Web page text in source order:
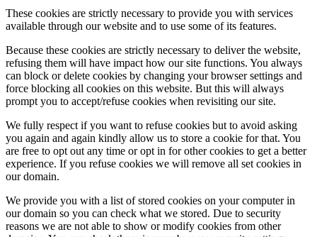
These cookies are strictly necessary to provide you with services
available through our website and to use some of its features.
Because these cookies are strictly necessary to deliver the website,
refusing them will have impact how our site functions. You always
can block or delete cookies by changing your browser settings and
force blocking all cookies on this website. But this will always
prompt you to accept/refuse cookies when revisiting our site.
We fully respect if you want to refuse cookies but to avoid asking
you again and again kindly allow us to store a cookie for that. You
are free to opt out any time or opt in for other cookies to get a better
experience. If you refuse cookies we will remove all set cookies in
our domain.
We provide you with a list of stored cookies on your computer in
our domain so you can check what we stored. Due to security
reasons we are not able to show or modify cookies from other